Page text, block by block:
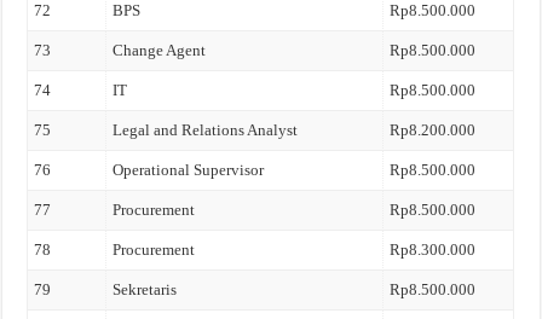
72 BPS Rp8.500.000
73 Change Agent Rp8.500.000
74 IT Rp8.500.000
75 Legal and Relations Analyst Rp8.200.000
76 Operational Supervisor Rp8.500.000
77 Procurement Rp8.500.000
78 Procurement Rp8.300.000
79 Sekretaris Rp8.500.000